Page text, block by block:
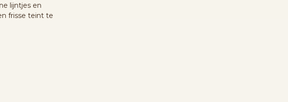
lijntjes en
frisse teint te